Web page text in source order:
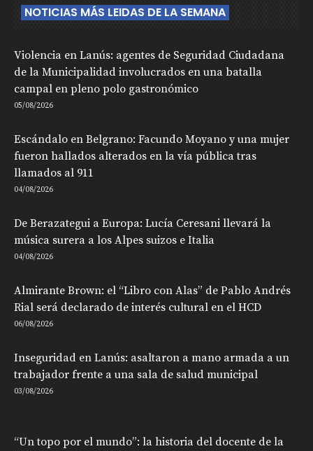
NOTICIAS MÁS LEIDAS DE LA SEMANA
Violencia en Lanús: agentes de Seguridad Ciudadana
de la Municipalidad involucrados en una batalla
campal en pleno polo gastronómico
05/08/2026
Escándalo en Belgrano: Facundo Moyano y una mujer
fueron hallados alterados en la vía pública tras
llamados al 911
04/08/2026
De Berazategui a Europa: Lucía Ceresani llevará la
música surera a los Alpes suizos e Italia
04/08/2026
Almirante Brown: el “Libro con Alas” de Pablo Andrés
Rial será declarado de interés cultural en el HCD
06/08/2026
Inseguridad en Lanús: asaltaron a mano armada a un
trabajador frente a una sala de salud municipal
03/08/2026
“Un topo por el mundo”: la historia del docente de la